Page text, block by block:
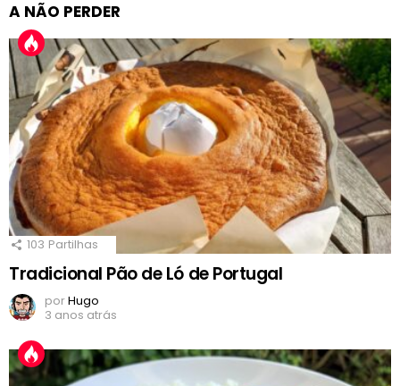
A NÃO PERDER
103 Partilhas
Tradicional Pão de Ló de Portugal
porHugo
3 anos atrás